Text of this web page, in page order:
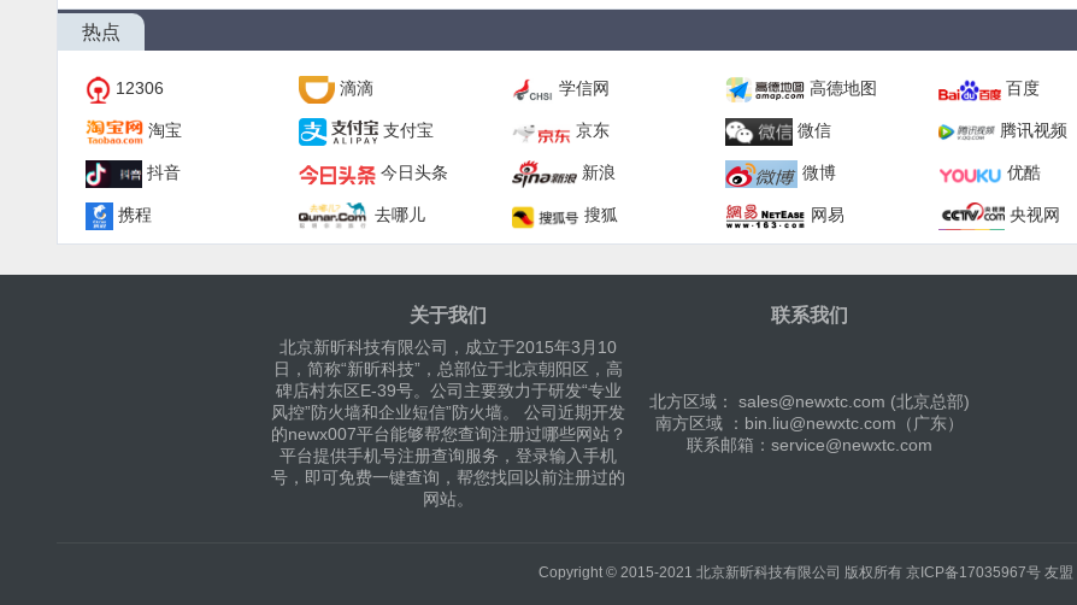
热点
12306 滴滴 学信网 高德地图 百度
淘宝 支付宝 京东 微信 腾讯视频
抖音 今日头条 新浪 微博 优酷
携程 去哪儿 搜狐 网易 央视网
关于我们 联系我们
北京新昕科技有限公司，成立于2015年3月10
日，简称“新昕科技”，总部位于北京朝阳区，高
碑店村东区E-39号。公司主要致力于研发“专业
风控”防火墙和企业短信”防火墙。 公司近期开发
的newx007平台能够帮您查询注册过哪些网站？
平台提供手机号注册查询服务，登录输入手机
号，即可免费一键查询，帮您找回以前注册过的
网站。
北方区域： sales@newxtc.com (北京总部)
南方区域 ：bin.liu@newxtc.com（广东）
联系邮箱：service@newxtc.com
Copyright © 2015-2021 北京新昕科技有限公司 版权所有 京ICP备17035967号 友盟